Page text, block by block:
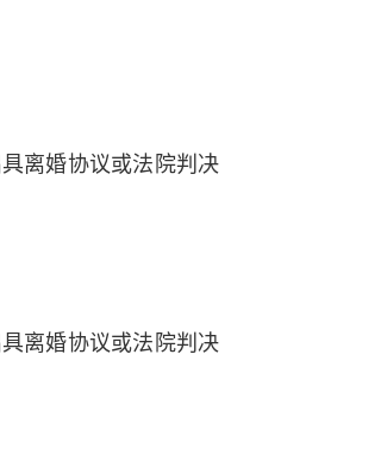
离婚协议或法院判决
离婚协议或法院判决